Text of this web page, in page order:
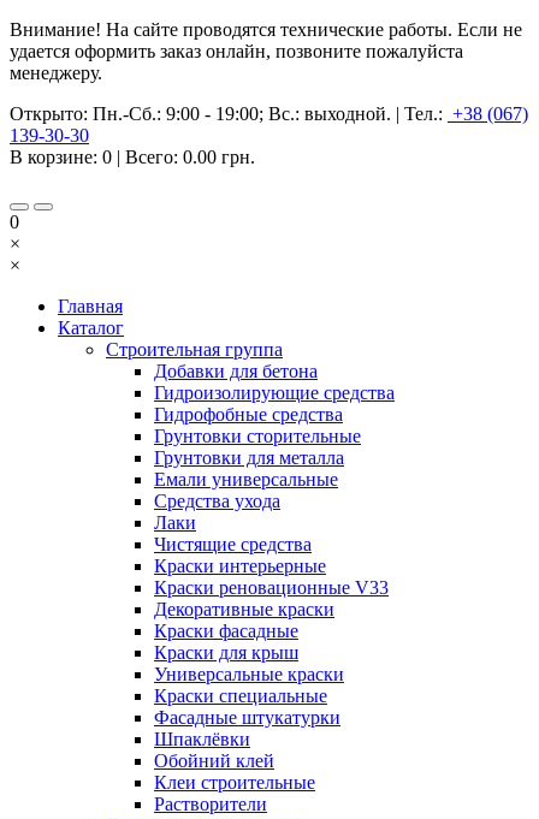
Внимание! На сайте проводятся технические работы. Если не
удается оформить заказ онлайн, позвоните пожалуйста
менеджеру.
Открыто: Пн.-Сб.: 9:00 - 19:00; Вс.: выходной. | Тел.: +38 (067)
139-30-30
В корзине: 0 | Всего: 0.00 грн.
0
×
×
Главная
Каталог
Строительная группа
Добавки для бетона
Гидроизолирующие средства
Гидрофобные средства
Грунтовки сторительные
Грунтовки для металла
Емали универсальные
Средства ухода
Лаки
Чистящие средства
Краски интерьерные
Краски реновационные V33
Декоративные краски
Краски фасадные
Краски для крыш
Универсальные краски
Краски специальные
Фасадные штукатурки
Шпаклёвки
Обойний клей
Клеи строительные
Растворители